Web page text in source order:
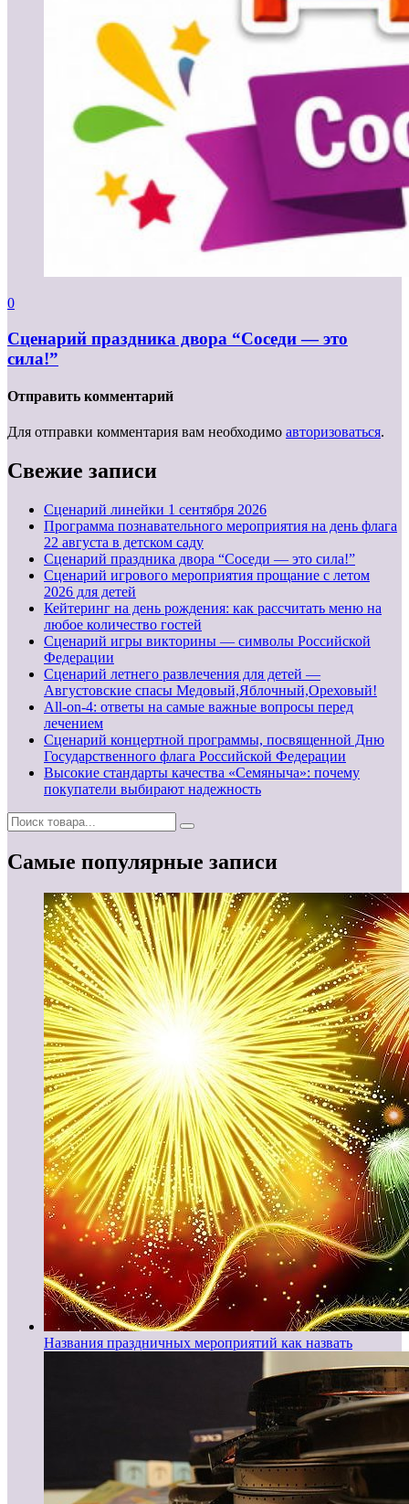
0
Сценарий праздника двора “Соседи — это
сила!”
Отправить комментарий
Для отправки комментария вам необходимо авторизоваться.
Свежие записи
Cценарий линейки 1 сентября 2026
Программа познавательного мероприятия на день флага
22 августа в детском саду
Сценарий праздника двора “Соседи — это сила!”
Сценарий игрового мероприятия прощание с летом
2026 для детей
Кейтеринг на день рождения: как рассчитать меню на
любое количество гостей
Сценарий игры викторины — символы Российской
Федерации
Сценарий летнего развлечения для детей —
Августовские спасы Медовый,Яблочный,Ореховый!
All-on-4: ответы на самые важные вопросы перед
лечением
Сценарий концертной программы, посвященной Дню
Государственного флага Российской Федерации
Высокие стандарты качества «Семяныча»: почему
покупатели выбирают надежность
Самые популярные записи
Названия праздничных мероприятий как назвать